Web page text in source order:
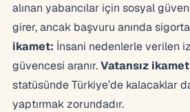
alınan yabancılar için sosyal
girer, ancak başvuru anında sigorta
ikamet: İnsani nedenlerle verilen
güvencesi aranır.Vatansız
statüsünde Türkiye’de kalacaklar
yaptırmak zorundadır.